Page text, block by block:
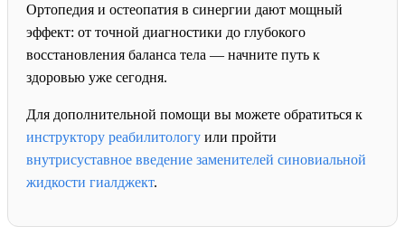
Ортопедия и остеопатия в синергии дают мощный
эффект: от точной диагностики до глубокого
восстановления баланса тела — начните путь к
здоровью уже сегодня.
Для дополнительной помощи вы можете обратиться к
инструктору реабилитологу или пройти
внутрисуставное введение заменителей синовиальной
жидкости гиалджект.